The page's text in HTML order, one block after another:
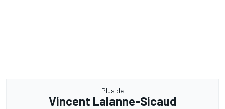
Plus de
Vincent Lalanne-Sicaud